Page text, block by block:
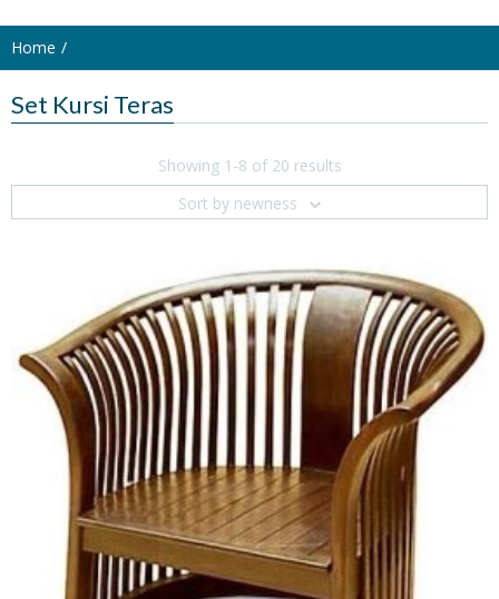
Home
Set Kursi Teras
Showing 1-8 of 20 results
Sort by newness